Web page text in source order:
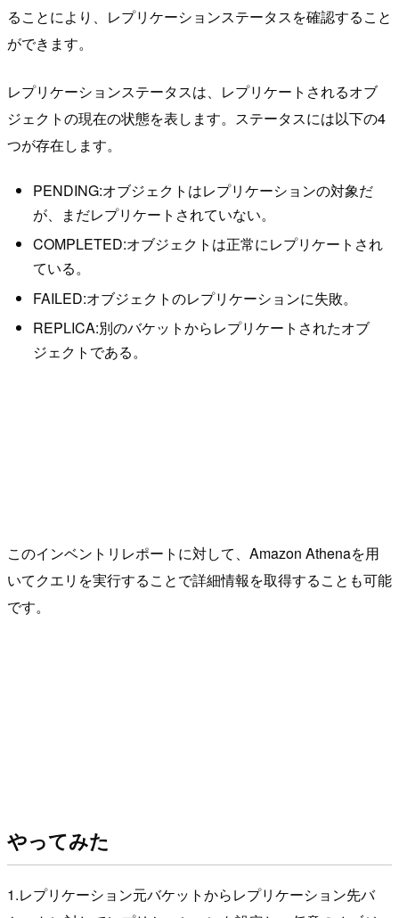
ることにより、レプリケーションステータスを確認すること
ができます。
レプリケーションステータスは、レプリケートされるオブ
ジェクトの現在の状態を表します。ステータスには以下の4
つが存在します。
PENDING:オブジェクトはレプリケーションの対象だ
が、まだレプリケートされていない。
COMPLETED:オブジェクトは正常にレプリケートされ
ている。
FAILED:オブジェクトのレプリケーションに失敗。
REPLICA:別のバケットからレプリケートされたオブ
ジェクトである。
このインベントリレポートに対して、Amazon Athenaを用
いてクエリを実行することで詳細情報を取得することも可能
です。
やってみた
1.レプリケーション元バケットからレプリケーション先バ